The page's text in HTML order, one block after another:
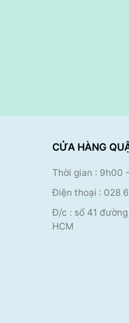
CỬA HÀNG
Thời gian : 9h00
Điện thoại : 028
Đ/c : số 41
HCM